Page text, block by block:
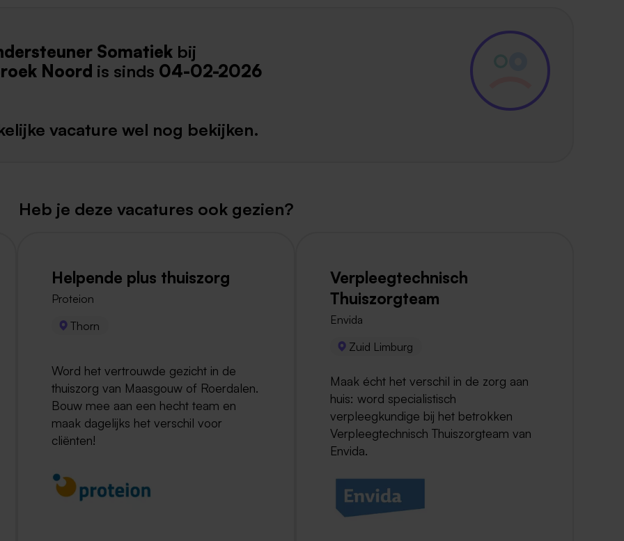
KerkradeSomatiek bij
Noord is sinds 04-02-2026
vacature wel nog bekijken.
Heb je deze vacatures ook gezien?
Helpende plus thuiszorg
Proteion
Thorn
Word het vertrouwde gezicht in de
thuiszorg van Maasgouw of Roerdalen.
Bouw mee aan een hecht team en
maak dagelijks het verschil voor
cliënten!
Verpleegtechnisch
Thuiszorgteam
Envida
Zuid Limburg
Maak écht het verschil in de zorg aan
huis: word specialistisch
verpleegkundige bij het betrokken
Verpleegtechnisch Thuiszorgteam van
Envida.